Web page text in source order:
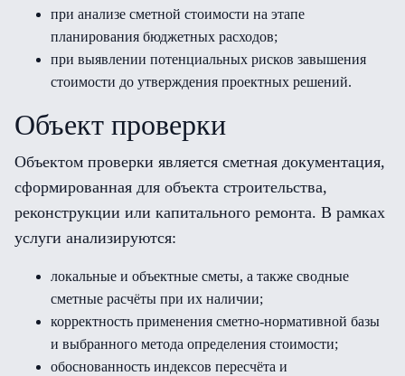
при анализе сметной стоимости на этапе
планирования бюджетных расходов;
при выявлении потенциальных рисков завышения
стоимости до утверждения проектных решений.
Объект проверки
Объектом проверки является сметная документация,
сформированная для объекта строительства,
реконструкции или капитального ремонта. В рамках
услуги анализируются:
локальные и объектные сметы, а также сводные
сметные расчёты при их наличии;
корректность применения сметно-нормативной базы
и выбранного метода определения стоимости;
обоснованность индексов пересчёта и